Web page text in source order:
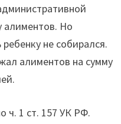
алиментов. Но
не собирался.
алиментов на сумму
ч. 1 ст. 157 УК РФ.